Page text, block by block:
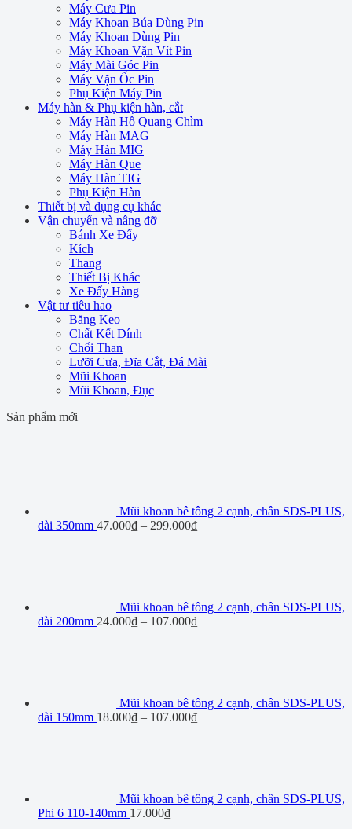
Máy Cưa Pin
Máy Khoan Búa Dùng Pin
Máy Khoan Dùng Pin
Máy Khoan Vặn Vít Pin
Máy Mài Góc Pin
Máy Vặn Ốc Pin
Phụ Kiện Máy Pin
Máy hàn & Phụ kiện hàn, cắt
Máy Hàn Hồ Quang Chìm
Máy Hàn MAG
Máy Hàn MIG
Máy Hàn Que
Máy Hàn TIG
Phụ Kiện Hàn
Thiết bị và dụng cụ khác
Vận chuyển và nâng đỡ
Bánh Xe Đẩy
Kích
Thang
Thiết Bị Khác
Xe Đẩy Hàng
Vật tư tiêu hao
Băng Keo
Chất Kết Dính
Chổi Than
Lưỡi Cưa, Đĩa Cắt, Đá Mài
Mũi Khoan
Mũi Khoan, Đục
Sản phẩm mới
Mũi khoan bê tông 2 cạnh, chân SDS-PLUS,
dài 350mm 47.000₫ – 299.000₫
Mũi khoan bê tông 2 cạnh, chân SDS-PLUS,
dài 200mm 24.000₫ – 107.000₫
Mũi khoan bê tông 2 cạnh, chân SDS-PLUS,
dài 150mm 18.000₫ – 107.000₫
Mũi khoan bê tông 2 cạnh, chân SDS-PLUS,
Phi 6 110-140mm 17.000₫